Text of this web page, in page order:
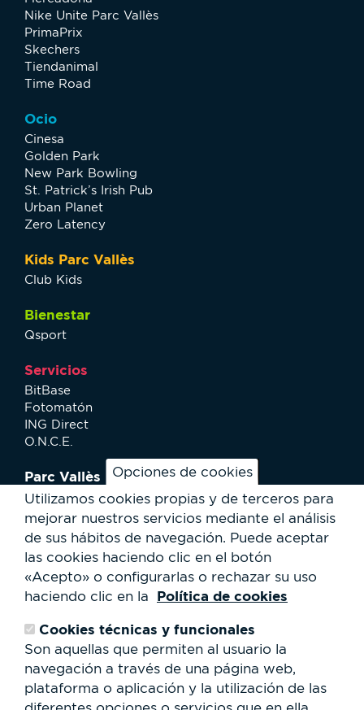
Opciones de cookies
Utilizamos cookies propias y de terceros para
mejorar nuestros servicios mediante el análisis
de sus hábitos de navegación. Puede aceptar
las cookies haciendo clic en el botón
«Acepto» o configurarlas o rechazar su uso
haciendo clic en la
Política de cookies
Cookies técnicas y funcionales
Son aquellas que permiten al usuario la
navegación a través de una página web,
plataforma o aplicación y la utilización de las
Nike Unite Parc Vallès
PrimaPrix
Skechers
Tiendanimal
Time Road
Ocio
Cinesa
Golden Park
New Park Bowling
St. Patrick’s Irish Pub
Urban Planet
Zero Latency
Kids Parc Vallès
Club Kids
Bienestar
Qsport
Servicios
BitBase
Fotomatón
ING Direct
O.N.C.E.
Parc Vallès
¿Cómo llegar?
Mapa
Actividades
Servicios al usuario
Club Staff
¿Quiénes somos?
Trabaja con nosotros
Cesión de espacios
RSC
Formulario